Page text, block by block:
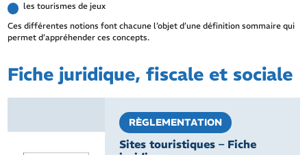
les tourismes de jeux
Ces différentes notions font chacune l’objet d’une définition sommaire qui
permet d’appréhender ces concepts.
Fiche juridique, fiscale et sociale
RÈGLEMENTATION
Sites touristiques – Fiche